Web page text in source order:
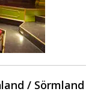
/ Sörmland